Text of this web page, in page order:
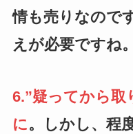
情も売りなので
えが必要ですね。
6.”疑ってから取
に。しかし、程